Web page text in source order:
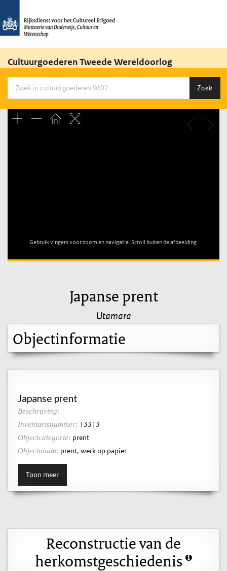
Cultuurgoederen Tweede Wereldoorlog
Zoek
Gebruik vingers voor zoom en navigatie. Scroll buiten de afbeelding.
Japanse prent
Utamara
Objectinformatie
Japanse prent
Beschrijving:
Inventarisnummer: 13313
Objectcategorie: prent
Objectnaam: prent, werk op papier
Toon meer
Reconstructie van de
herkomstgeschiedenis